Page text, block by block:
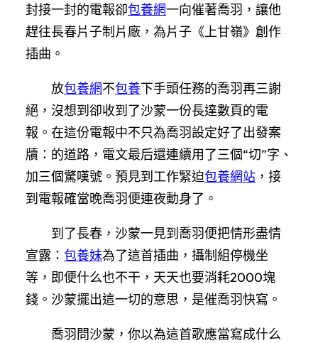
封接一封的電報卻包養網一向催著喬羽，讓他
趕往長春片子制片廠，為片子《上甘嶺》創作
插曲。
放包養網不包養下手頭任務的喬羽再三謝
絕，沒想到卻收到了沙蒙一份長達數頁的電
報。在這份電報中不只為喬羽設定好了出發案
牘：的道路，電文最后還連續用了三個“切”字、
加三個驚嘆號。預見到工作緊迫包養網站 ，接
到電報確當晚喬羽便連夜動身了。
到了長春，沙蒙一見到喬羽便把情形盡情
宣露： 包養妹為了這首插曲，攝制組停機坐
等，即便什么也不干，天天也要消耗2000塊
錢。沙蒙擺出這一切的意思，是催喬羽快寫。
喬羽問沙蒙，你以為這首歌應當寫成什么